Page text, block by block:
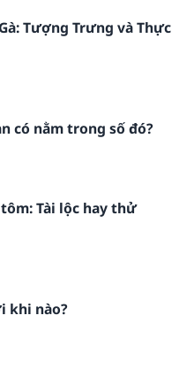
Tượng Trưng và Thực
có nằm trong số đó?
Tài lộc hay thử
khi nào?